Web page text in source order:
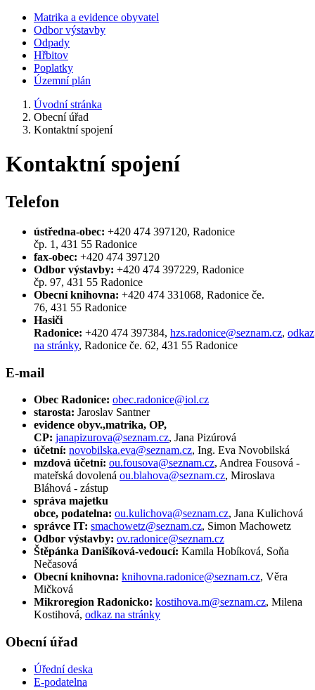
Matrika a evidence obyvatel
Odbor výstavby
Odpady
Hřbitov
Poplatky
Územní plán
Úvodní stránka
Obecní úřad
Kontaktní spojení
Kontaktní spojení
Telefon
ústředna-obec: +420 474 397120, Radonice
čp. 1, 431 55 Radonice
fax-obec: +420 474 397120
Odbor výstavby: +420 474 397229, Radonice
čp. 97, 431 55 Radonice
Obecní knihovna: +420 474 331068, Radonice če.
76, 431 55 Radonice
Hasiči
Radonice: +420 474 397384, hzs.radonice@seznam.cz, odkaz
na stránky, Radonice če. 62, 431 55 Radonice
E-mail
Obec Radonice: obec.radonice@iol.cz
starosta: Jaroslav Santner
evidence obyv.,matrika, OP,
CP: janapizurova@seznam.cz, Jana Pizúrová
účetní: novobilska.eva@seznam.cz, Ing. Eva Novobilská
mzdová účetní: ou.fousova@seznam.cz, Andrea Fousová -
mateřská dovolená ou.blahova@seznam.cz, Miroslava
Bláhová - zástup
správa majetku
obce, podatelna: ou.kulichova@seznam.cz, Jana Kulichová
správce IT: smachowetz@seznam.cz, Simon Machowetz
Odbor výstavby: ov.radonice@seznam.cz
Štěpánka Danišíková-vedoucí: Kamila Hobíková, Soňa
Nečasová
Obecní knihovna: knihovna.radonice@seznam.cz, Věra
Mičková
Mikroregion Radonicko: kostihova.m@seznam.cz, Milena
Kostihová, odkaz na stránky
Obecní úřad
Úřední deska
E-podatelna